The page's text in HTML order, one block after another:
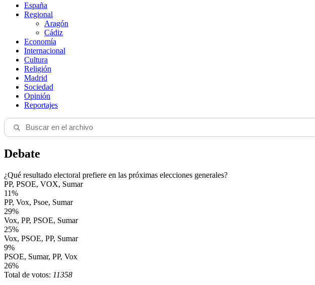
España
Regional
Aragón
Cádiz
Economía
Internacional
Cultura
Religión
Madrid
Sociedad
Opinión
Reportajes
Debate
¿Qué resultado electoral prefiere en las próximas elecciones generales?
PP, PSOE, VOX, Sumar
11%
PP, Vox, Psoe, Sumar
29%
Vox, PP, PSOE, Sumar
25%
Vox, PSOE, PP, Sumar
9%
PSOE, Sumar, PP, Vox
26%
Total de votos: 11358